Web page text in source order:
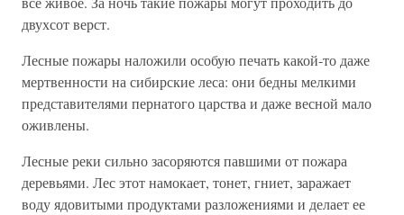
двухсот верст.
Лесные пожары наложили особую печать какой-то даже
мертвенности на сибирские леса: они бедны мелкими
представителями пернатого царства и даже весной мало
оживлены.
Лесные реки сильно засоряются павшими от пожара
деревьями. Лес этот намокает, тонет, гниет, заражает
воду ядовитыми продуктами разложениями и делает ее